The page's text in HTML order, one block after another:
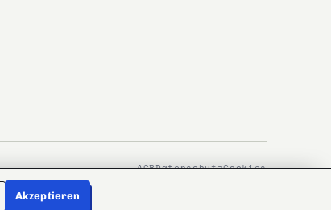
AGBDatenschutzCookies
Akzeptieren